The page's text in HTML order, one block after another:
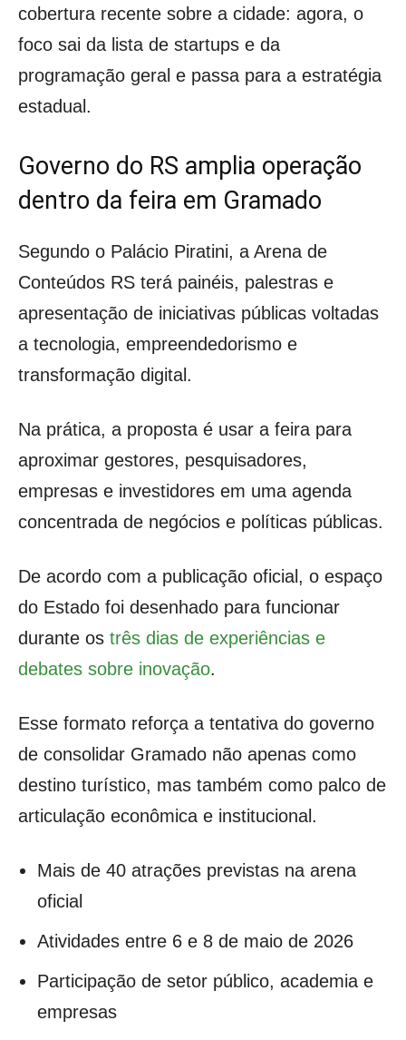
cobertura recente sobre a cidade: agora, o
foco sai da lista de startups e da
programação geral e passa para a estratégia
estadual.
Governo do RS amplia operação
dentro da feira em Gramado
Segundo o Palácio Piratini, a Arena de
Conteúdos RS terá painéis, palestras e
apresentação de iniciativas públicas voltadas
a tecnologia, empreendedorismo e
transformação digital.
Na prática, a proposta é usar a feira para
aproximar gestores, pesquisadores,
empresas e investidores em uma agenda
concentrada de negócios e políticas públicas.
De acordo com a publicação oficial, o espaço
do Estado foi desenhado para funcionar
durante os três dias de experiências e
debates sobre inovação.
Esse formato reforça a tentativa do governo
de consolidar Gramado não apenas como
destino turístico, mas também como palco de
articulação econômica e institucional.
Mais de 40 atrações previstas na arena
oficial
Atividades entre 6 e 8 de maio de 2026
Participação de setor público, academia e
empresas